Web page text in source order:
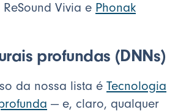
ReSound Vivia e Phonak
profundas (DNNs)
da nossa lista é Tecnologia
— e, claro, qualquer